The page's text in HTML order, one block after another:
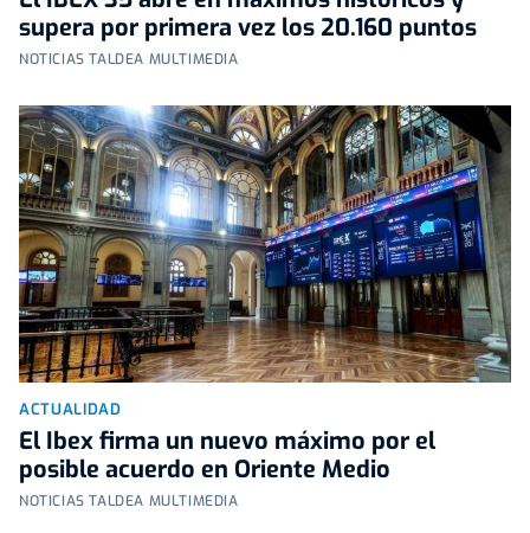
supera por primera vez los 20.160 puntos
NOTICIAS TALDEA MULTIMEDIA
ACTUALIDAD
El Ibex firma un nuevo máximo por el
posible acuerdo en Oriente Medio
NOTICIAS TALDEA MULTIMEDIA